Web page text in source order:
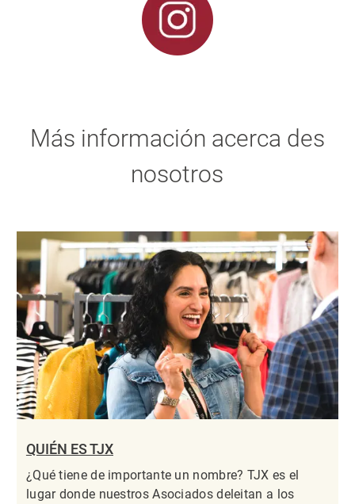
Más información acerca des
nosotros
QUIÉN ES TJX
¿Qué tiene de importante un nombre? TJX es el
lugar donde nuestros Asociados deleitan a los